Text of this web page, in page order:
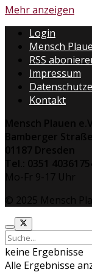
Mehr anzeigen
Login
Mensch
RSS
Impressum
Kontakt
Mensch Plauen e.V.
Bamberger
01187 Dresden
Tel.: 0351
Mo-Fr 9-17 Uhr
© 2025 Mensch
keine Ergebnisse
Alle Ergebnisse